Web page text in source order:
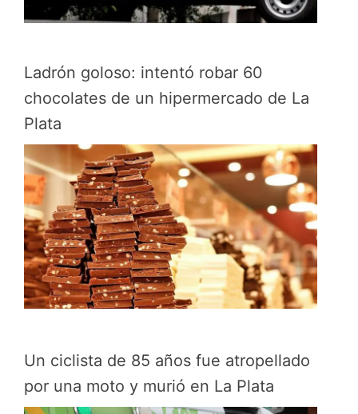
Ladrón goloso: intentó robar 60
chocolates de un hipermercado de La
Plata
Un ciclista de 85 años fue atropellado
por una moto y murió en La Plata